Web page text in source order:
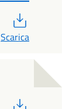
Scarica